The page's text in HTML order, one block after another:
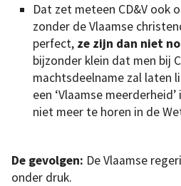
Dat zet meteen CD&V ook
zonder de Vlaamse
perfect, ze zijn dan niet
bijzonder klein dat men bij
machtsdeelname zal laten
een ‘Vlaamse
niet meer te horen in de
De gevolgen: De Vlaamse
onder druk.